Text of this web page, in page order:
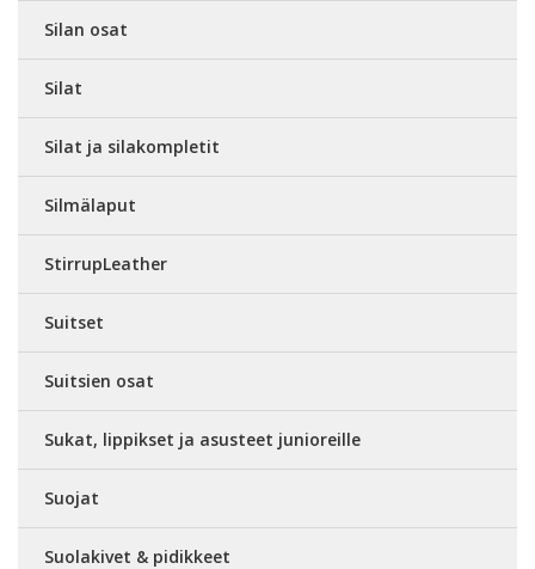
Silan osat
Silat
Silat ja silakompletit
Silmälaput
StirrupLeather
Suitset
Suitsien osat
Sukat, lippikset ja asusteet junioreille
Suojat
Suolakivet & pidikkeet